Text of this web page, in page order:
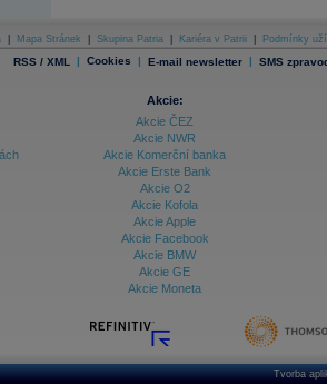
(ČR)
Mapa Stránek Skupina Patria Kariéra v Patrii Podmínky
RSS / XML | Cookies | E-mail newsletter | SMS
Akcie:
Akcie ČEZ
Akcie NWR
Akcie Komerční banka
Akcie Erste Bank
Akcie O2
Akcie Kofola
Akcie Apple
Akcie Facebook
Akcie BMW
Akcie GE
Akcie Moneta
Tvorba